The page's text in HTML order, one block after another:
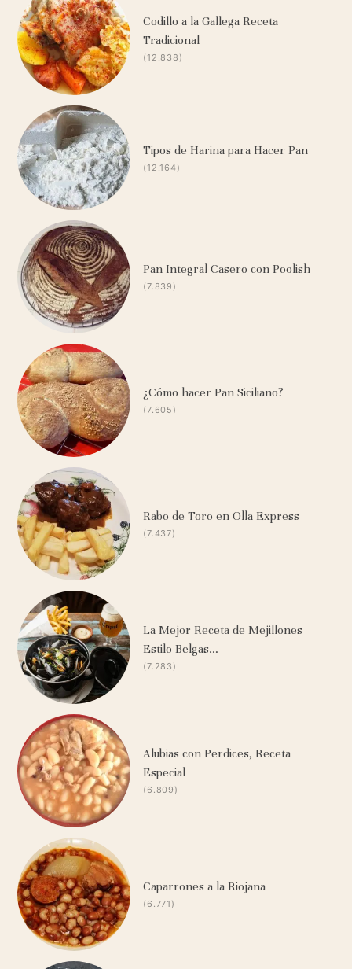
Codillo a la Gallega Receta
Tradicional
(12.838)
Tipos de Harina para Hacer Pan
(12.164)
Pan Integral Casero con Poolish
(7.839)
¿Cómo hacer Pan Siciliano?
(7.605)
Rabo de Toro en Olla Express
(7.437)
La Mejor Receta de Mejillones
Estilo Belgas…
(7.283)
Alubias con Perdices, Receta
Especial
(6.809)
Caparrones a la Riojana
(6.771)